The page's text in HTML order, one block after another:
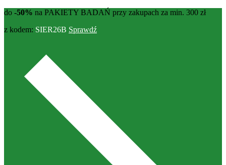
do -50% na PAKIETY BADAŃ przy zakupach za min. 300 zł
z kodem: SIER26B Sprawdź